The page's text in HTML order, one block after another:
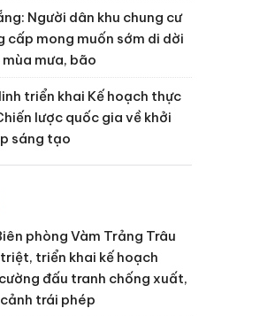
Người dân khu chung cư
cấp mong muốn sớm di dời
mưa, bão
triển khai Kế hoạch thực
lược quốc gia về khởi
sáng tạo
phòng Vàm Trảng Trâu
triển khai kế hoạch
đấu tranh chống xuất,
trái phép